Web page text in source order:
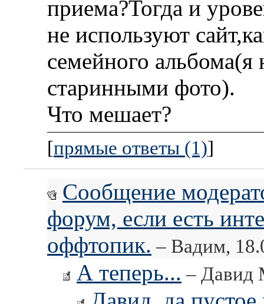
приема?Тогда и
не используют
семейного
старинными фото).
Что мешает?
[прямые ответы (1)]
Сообщение
форум, если есть
оффтопик. – Вадим,
А теперь... – Давид